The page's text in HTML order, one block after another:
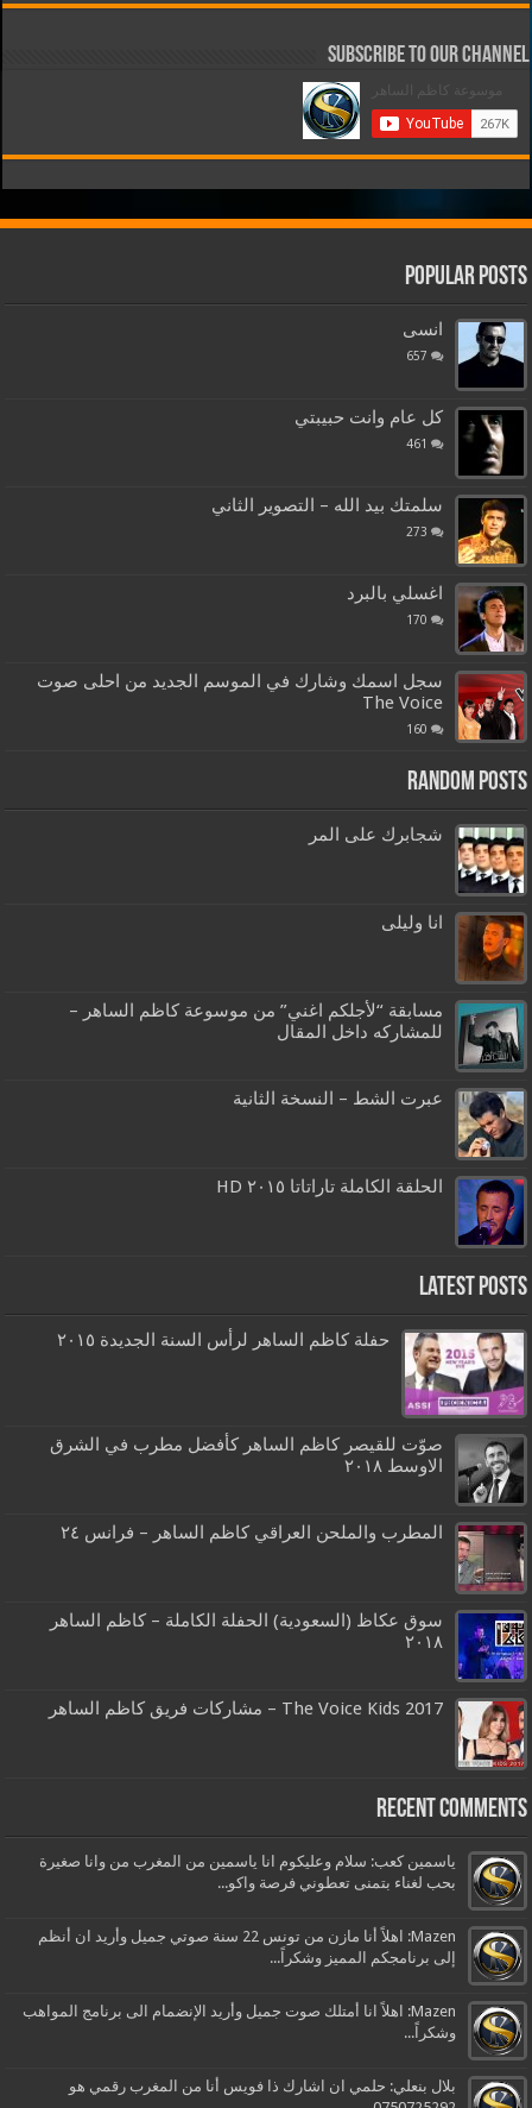
Subscribe to our Channel
Popular Posts
انسى
657
كل عام وانت حبيبتي
461
سلمتك بيد الله – التصوير الثاني
273
اغسلي بالبرد
170
سجل اسمك وشارك في الموسم الجديد من احلى صوت
The Voice
160
Random Posts
شجابرك على المر
انا وليلى
مسابقة “لأجلكم اغني” من موسوعة كاظم الساهر –
للمشاركه داخل المقال
عبرت الشط – النسخة الثانية
الحلقة الكاملة تاراتاتا ٢٠١٥ HD
Latest Posts
حفلة كاظم الساهر لرأس السنة الجديدة ٢٠١٥
صوّت للقيصر كاظم الساهر كأفضل مطرب في الشرق
الاوسط ٢٠١٨
المطرب والملحن العراقي كاظم الساهر – فرانس ٢٤
سوق عكاظ (السعودية) الحفلة الكاملة – كاظم الساهر
٢٠١٨
The Voice Kids 2017 – مشاركات فريق كاظم الساهر
Recent Comments
ياسمين كعب: سلام وعليكوم انا ياسمين من المغرب من وانا صغيرة
بحب لغناء بتمنى تعطوني فرصة واكو...
Mazen: اهلاً أنا مازن من تونس 22 سنة صوتي جميل وأريد ان أنظم
إلى برنامجكم المميز وشكراً...
Mazen: اهلاً انا أمتلك صوت جميل وأريد الإنضمام الى برنامج المواهب
وشكراً...
بلال بنعلي: حلمي ان اشارك ذا فويس أنا من المغرب رقمي هو